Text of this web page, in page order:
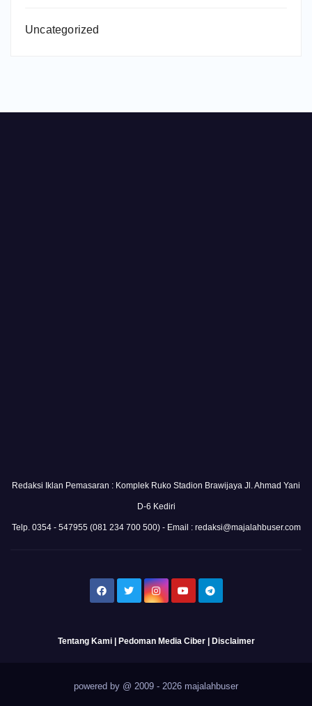
Uncategorized
Redaksi Iklan Pemasaran : Komplek Ruko Stadion Brawijaya Jl. Ahmad Yani
D-6 Kediri
Telp. 0354 - 547955 (081 234 700 500) - Email : redaksi@majalahbuser.com
Tentang Kami| Pedoman Media Ciber| Disclaimer
powered by @ 2009 - 2026 majalahbuser